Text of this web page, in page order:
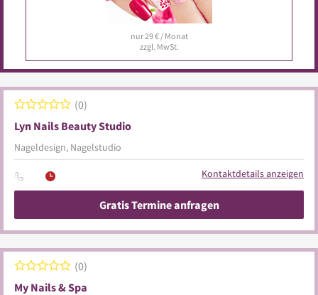
nur 29 € / Monat
zzgl. MwSt.
Lyn Nails Beauty Studio
Nageldesign, Nagelstudio
0
Kontaktdetails anzeigen
Gratis Termine anfragen
My Nails & Spa
0